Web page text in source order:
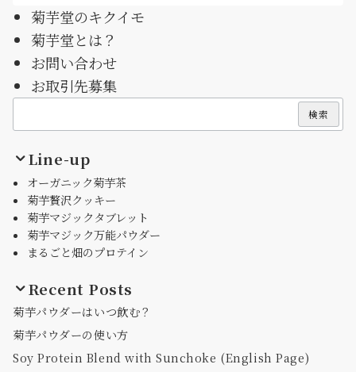
菊芋堂のキクイモ
菊芋堂とは？
お問い合わせ
お取引先募集
検索
Line-up
オーガニック菊芋茶
菊芋贅沢クッキー
菊芋マジックタブレット
菊芋マジック万能パウダー
まるごと畑のプロテイン
Recent Posts
菊芋パウダーはいつ飲む？
菊芋パウダーの使い方
Soy Protein Blend with Sunchoke (English Page)